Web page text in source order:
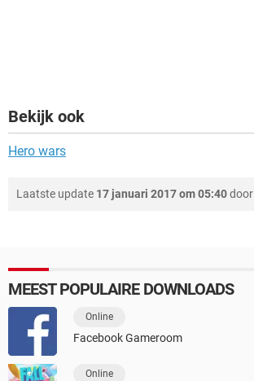
Bekijk ook
Hero wars
Laatste update 17 januari 2017 om 05:40door
MEEST POPULAIRE DOWNLOADS
Online
Facebook Gameroom
Online